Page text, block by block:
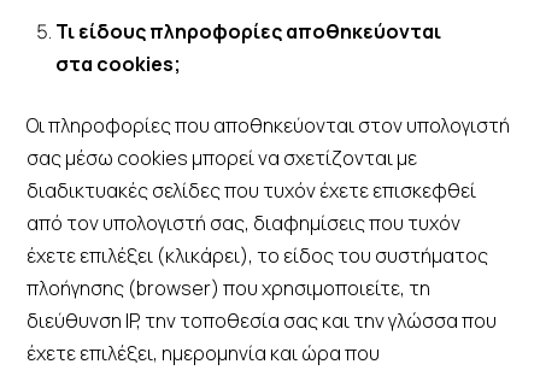
Τι είδους πληροφορίες αποθηκεύονται
στα cookies;
Οι πληροφορίες που αποθηκεύονται στον υπολογιστή
σας μέσω cookies μπορεί να σχετίζονται με
διαδικτυακές σελίδες που τυχόν έχετε επισκεφθεί
από τον υπολογιστή σας, διαφημίσεις που τυχόν
έχετε επιλέξει (κλικάρει), το είδος του συστήματος
πλοήγησης (browser) που χρησιμοποιείτε, τη
διεύθυνση IP, την τοποθεσία σας και την γλώσσα που
έχετε επιλέξει, ημερομηνία και ώρα που